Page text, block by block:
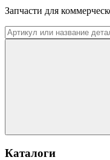
Запчасти для
Каталоги